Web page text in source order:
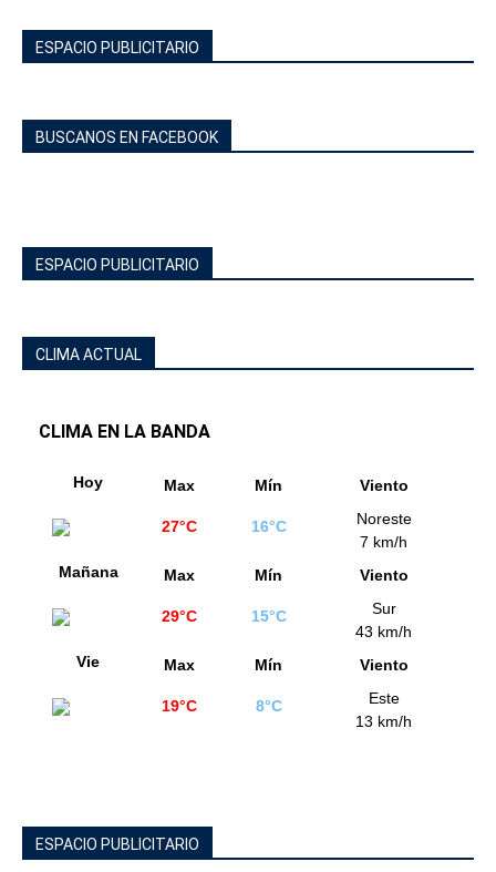
ESPACIO PUBLICITARIO
BUSCANOS EN FACEBOOK
ESPACIO PUBLICITARIO
CLIMA ACTUAL
CLIMA EN LA BANDA
Hoy Max Mín Viento
27°C 16°C
Noreste
7 km/h
Mañana
Max Mín Viento
29°C 15°C
Sur
43 km/h
Vie
Max Mín Viento
19°C 8°C
Este
13 km/h
ESPACIO PUBLICITARIO